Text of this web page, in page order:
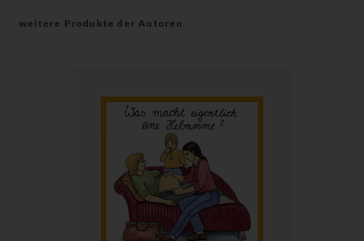
weitere Produkte der Autoren